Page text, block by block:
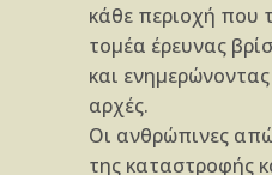
κάθε περιοχή που
τομέα έρευνας
και
αρχές.
Οι ανθρώπινες
της καταστροφής